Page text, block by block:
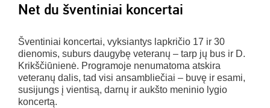
Net du šventiniai koncertai
Šventiniai koncertai, vyksiantys lapkričio 17 ir 30
dienomis, suburs daugybę veteranų – tarp jų bus ir D.
Krikščiūnienė. Programoje nenumatoma atskira
veteranų dalis, tad visi ansambliečiai – buvę ir esami,
susijungs į vientisą, darnų ir aukšto meninio lygio
koncertą.